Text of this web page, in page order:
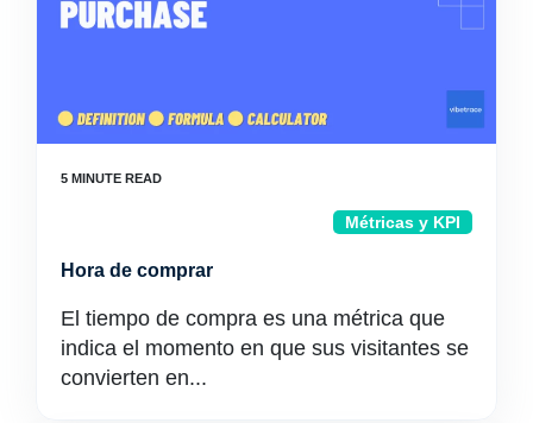
Métricas y KPI
Hora de comprar
El tiempo de compra es una métrica que
indica el momento en que sus visitantes se
convierten en...